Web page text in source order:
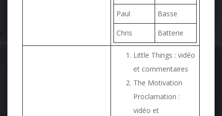
Paul Basse
Chris Batterie
Little Things : vidéo
et commentaires
The Motivation
Proclamation :
vidéo et